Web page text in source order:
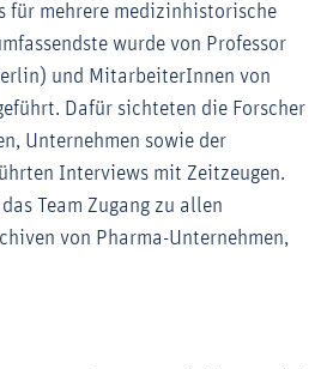
für mehrere medizinhistorische
wurde von Professor
und MitarbeiterInnen von
Dafür sichteten die Forscher
Unternehmen sowie der
Interviews mit Zeitzeugen.
Team Zugang zu allen
von Pharma-Unternehmen,